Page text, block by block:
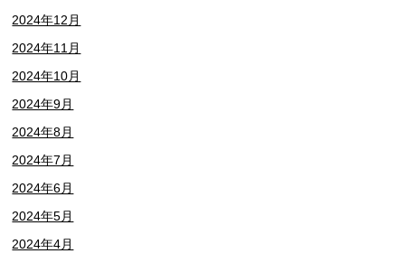
2024年12月
2024年11月
2024年10月
2024年9月
2024年8月
2024年7月
2024年6月
2024年5月
2024年4月